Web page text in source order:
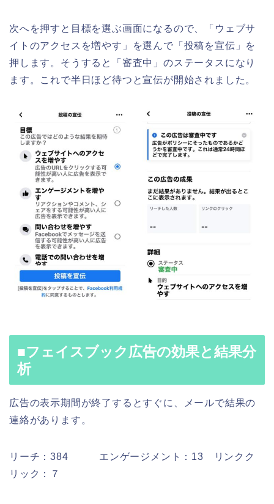
次へを押すと目標を選ぶ画面になるので、「ウェブサ
イトのアクセスを増やす」を選んで「投稿を宣伝」を
押します。そうすると「審査中」のステータスになり
ます。これで半日ほど待つと宣伝が開始されました。
■フェイスブック広告の効果と結果分
析
広告の表示期間が終了するとすぐに、メールで結果の
連絡があります。
リーチ：384 エンゲージメント：13 リンクク
リック：７